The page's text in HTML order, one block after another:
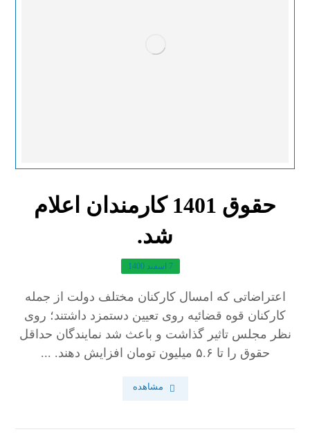
حقوق 1401 کارمندان اعلام
شد.
7 اسفند 1400
اعتراضاتی که امسال کارکنان مختلف دولت از جمله
کارکنان قوه قضائیه روی تعیین دستمزد داشتند؛ روی
نظر مجلس تاثیر گذاشت و باعث شد نمایندگان حداقل
حقوق را تا ۵.۶ میلیون تومان افزایش دهند. ...
مشاهده